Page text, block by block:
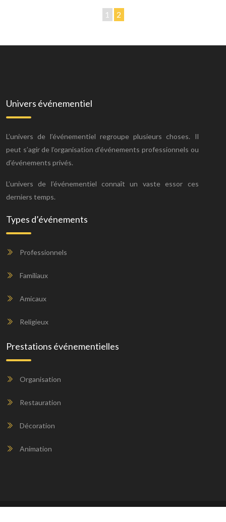
1 2
Univers événementiel
L’univers de l’événementiel regroupe plusieurs choses. Il
peut s’agir de l’organisation d’événements professionnels ou
d’événements privés.
L’univers de l’événementiel connaît un vaste essor ces
derniers temps.
Types d’événements
Professionnels
Familiaux
Amicaux
Religieux
Prestations événementielles
Organisation
Restauration
Décoration
Animation